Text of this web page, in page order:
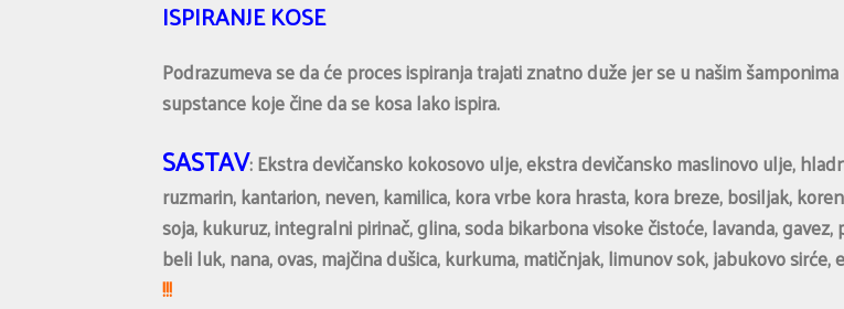
ISPIRANJE KOSE
Podrazumeva se da će proces ispiranja trajati znatno duže jer se u našim
supstance koje čine da se kosa lako ispira.
SASTAV: Ekstra devičansko kokosovo ulje, ekstra devičansko maslinovo ulje,
ruzmarin, kantarion, neven, kamilica, kora vrbe kora hrasta, kora breze, bosiljak,
soja, kukuruz, integralni pirinač, glina, soda bikarbona visoke čistoće, lavanda,
beli luk, nana, ovas, majčina dušica, kurkuma, matičnjak, limunov sok, jabukovo
!!!